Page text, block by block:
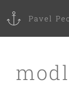
Pavel